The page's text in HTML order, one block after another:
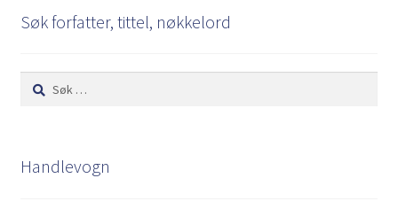
Søk forfatter, tittel, nøkkelord
Søk
etter:
Handlevogn